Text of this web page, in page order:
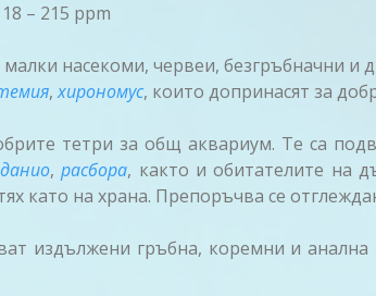
– 215 ppm
насекоми, червеи, безгръбначни и
,хирономус, които допринасят за
тетри за общ аквариум. Те са
данио,расбора, както и обитателите на
като на храна. Препоръчва се
издължени гръбна, коремни и